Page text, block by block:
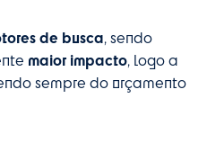
de busca, sendo
maior impacto, logo a
sempre do orçamento